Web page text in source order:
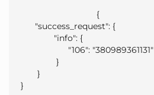
                                {
      "success_request": {
              "info": {
                    "106": "380989361131"
               }
       }
}